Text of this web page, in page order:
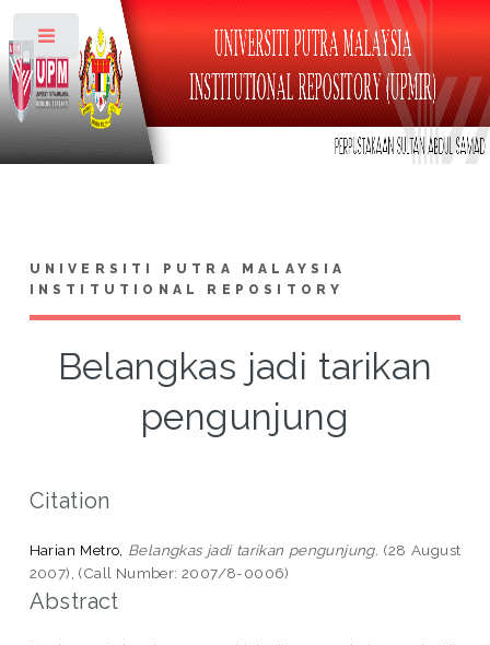
UNIVERSITI PUTRA MALAYSIA
INSTITUTIONAL REPOSITORY
Belangkas jadi tarikan
pengunjung
Citation
Harian Metro, Belangkas jadi tarikan pengunjung. (28 August
2007), (Call Number: 2007/8-0006)
Abstract
Toggle